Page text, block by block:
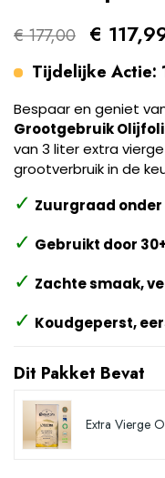
€ 177,00 €
Tijdelijke Actie:
Bespaar en geniet
Grootgebruik
van 3 liter extra
grootverbruik in de
✓ Zuurgraad onder
✓ Gebruikt door
✓ Zachte smaak,
✓ Koudgeperst,
Dit Pakket Bevat
Extra Vierge